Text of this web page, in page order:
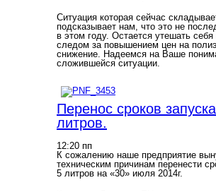
Ситуация которая сейчас
подсказывает нам, что это не
в этом году. Остается утешать себя
следом за повышением цен на
снижение. Надеемся на Ваше
сложившейся ситуации.
Перенос сроков
литров.
12:20 пп
К сожалению наше предприятие
техническим причинам перенести
5 литров на «30» июля 2014г.